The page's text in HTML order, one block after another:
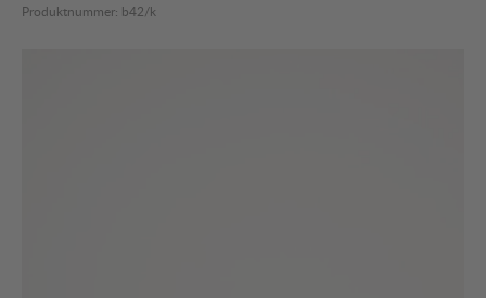
Produktnummer: b42/k